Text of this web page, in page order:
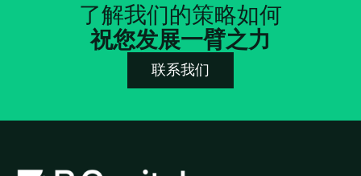
了解我们的策略如何
祝您发展一臂之力
联系我们